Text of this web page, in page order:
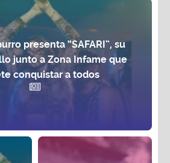
presenta “SAFARI”, su
junto a Zona Infame que
conquistar a todos